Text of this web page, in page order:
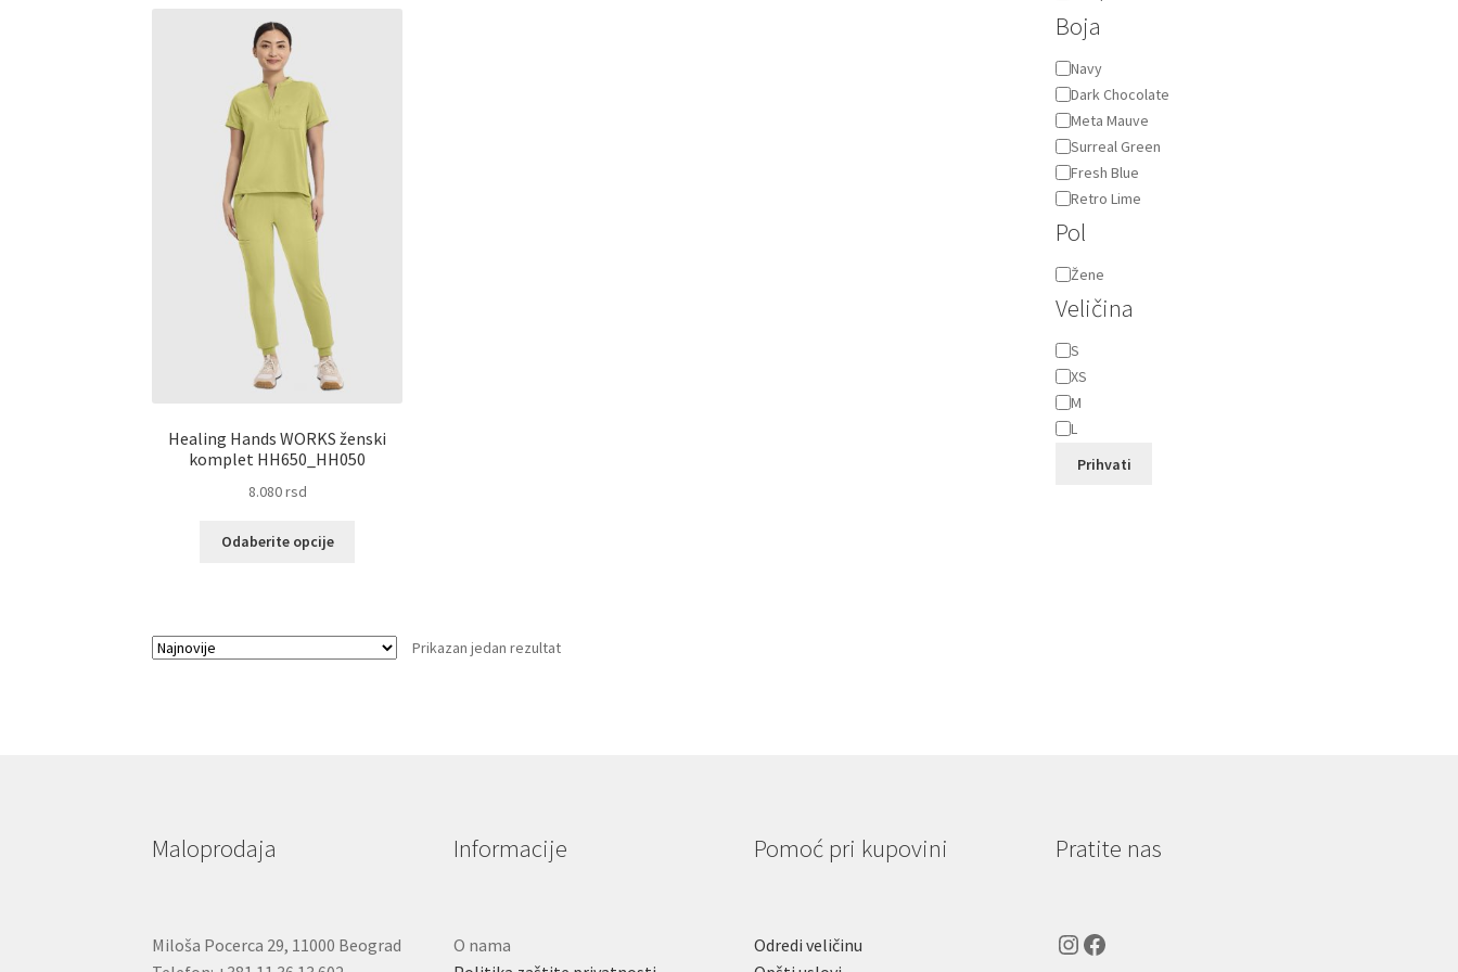
Healing Hands WORKS ženski
komplet HH650_HH050
8.080rsd
Odaberite opcije
Opcije
Prikazan jedan rezultat
Boja
BojaNavy
Dark Chocolate
Meta Mauve
Surreal Green
Fresh Blue
Retro Lime
Pol
PolŽene
Veličina
Veličina
S
XS
M
L
Prihvati
Maloprodaja
Miloša Pocerca 29, 11000 Beograd
Informacije
O nama
Pomoć pri kupovini
Odredi veličinu
Pratite nas
Instagram
Facebook